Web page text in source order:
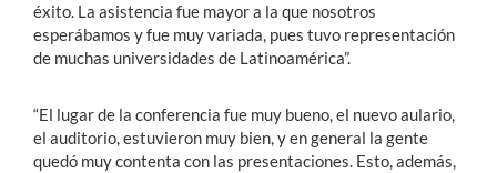
éxito. La asistencia fue mayor a la que nosotros
esperábamos y fue muy variada, pues tuvo representación
de muchas universidades de Latinoamérica”.
“El lugar de la conferencia fue muy bueno, el nuevo aulario,
el auditorio, estuvieron muy bien, y en general la gente
quedó muy contenta con las presentaciones. Esto, además,